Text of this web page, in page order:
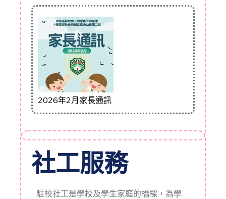
2026年2月家長通訊
社工服務
駐校社工是學校及學生家庭的橋樑，為學